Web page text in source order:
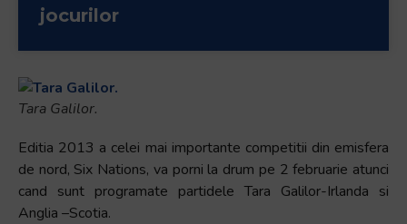
One
Accessibility
screen
reader,
press
"Ctrl
jocurilor
Tara Galilor.
Editia 2013 a celei mai importante competitii din emisfera
de nord, Six Nations, va porni la drum pe 2 februarie atunci
cand sunt programate partidele Tara Galilor-Irlanda si
Anglia –Scotia.